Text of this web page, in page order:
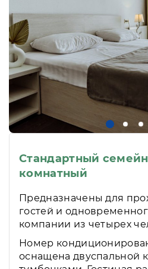
Стандартный
комнатный
Предназначены для
гостей и
компании из четырех
Номер
оснащена двуспальной